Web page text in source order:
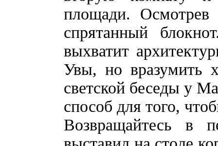
площади. Осмотрев
спрятанный
выхватит
Увы, но вразумить
светской беседы у
способ для того,
Возвращайтесь в